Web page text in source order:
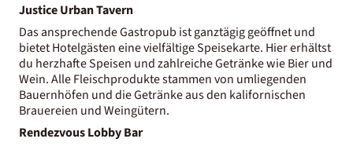
Justice Urban Tavern
Das ansprechende Gastropub ist ganztägig geöffnet und
bietet Hotelgästen eine vielfältige Speisekarte. Hier erhältst
du herzhafte Speisen und zahlreiche Getränke wie Bier und
Wein. Alle Fleischprodukte stammen von umliegenden
Bauernhöfen und die Getränke aus den kalifornischen
Brauereien und Weingütern.
Rendezvous Lobby Bar